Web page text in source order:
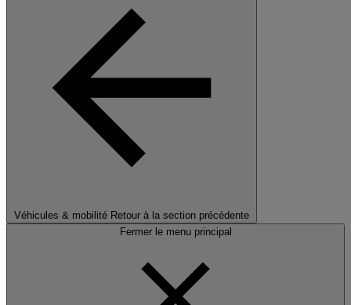
Véhicules & mobilité Retour à la section précédente
Fermer le menu principal